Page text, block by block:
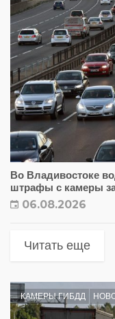
Во Владивостоке
штрафы с камеры
06.08.2026
Читать еще
КАМЕРЫ ГИБДД